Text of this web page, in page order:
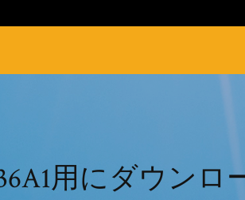
用にダウン